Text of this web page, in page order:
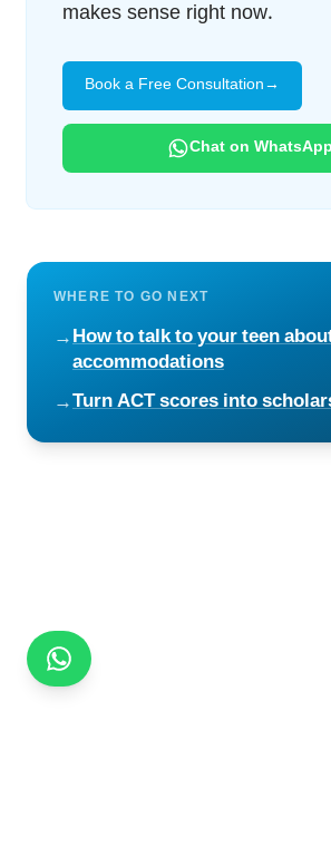
makes sense right now.
Book a Free Consultation→
Chat on WhatsApp
WHERE TO GO NEXT
→How to talk to your teen
accommodations
→Turn ACT scores into
Chat on WhatsApp